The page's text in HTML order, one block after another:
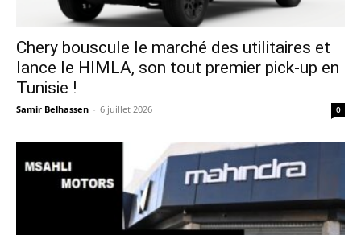
Chery bouscule le marché des utilitaires et
lance le HIMLA, son tout premier pick-up en
Tunisie !
Samir Belhassen - 6 juillet 2026 0